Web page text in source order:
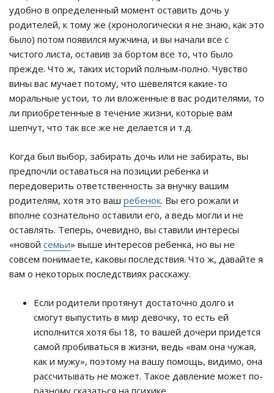
удобно в определенный момент оставить дочь у
родителей, к тому же (хронологически я не знаю, как это
было) потом появился мужчина, и вы начали все с
чистого листа, оставив за бортом все то, что было
прежде. Что ж, таких историй полным-полно. Чувство
вины вас мучает потому, что шевелятся какие-то
моральные устои, то ли вложенные в вас родителями, то
ли приобретенные в течение жизни, которые вам
шепчут, что так все же не делается и т.д.
Когда был выбор, забирать дочь или не забирать, вы
предпочли оставаться на позиции ребенка и
передоверить ответственность за внучку вашим
родителям, хотя это ваш ребенок. Вы его рожали и
вполне сознательно оставили его, а ведь могли и не
оставлять. Теперь, очевидно, вы ставили интересы
«новой семьи» выше интересов ребенка, но вы не
совсем понимаете, каковы последствия. Что ж, давайте я
вам о некоторых последствиях расскажу.
Если родители протянут достаточно долго и
смогут выпустить в мир девочку, то есть ей
исполнится хотя бы 18, то вашей дочери придется
самой пробиваться в жизни, ведь «вам она чужая,
как и мужу», поэтому на вашу помощь, видимо, она
рассчитывать не может. Такое давление может по-